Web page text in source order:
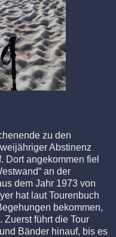
zu den
Abstinenz
Dort angekommen fiel
an der
dem Jahr 1973 von
hat laut Tourenbuch
bekommen,
. Zuerst führt die Tour
Bänder hinauf, bis es